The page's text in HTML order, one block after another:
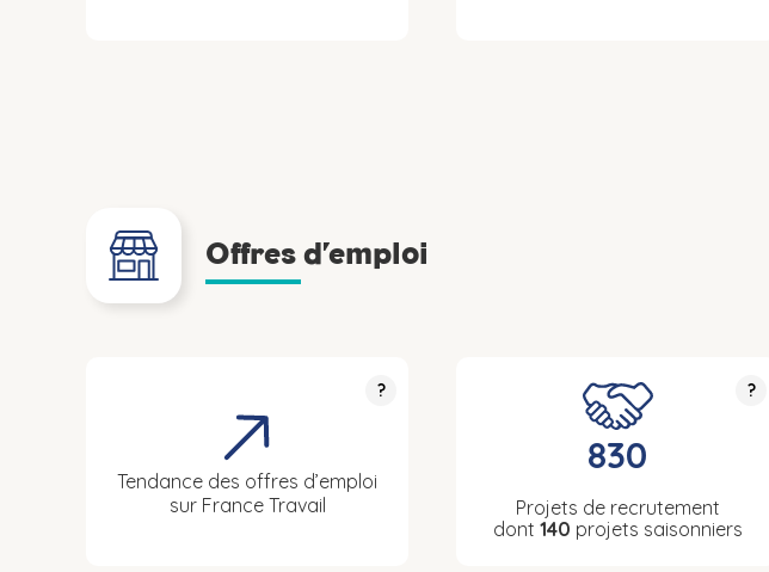
Offres d’emploi
?
Tendance des offres d’emploi
sur France Travail
?
830
Projets de recrutement
dont 140 projets saisonniers